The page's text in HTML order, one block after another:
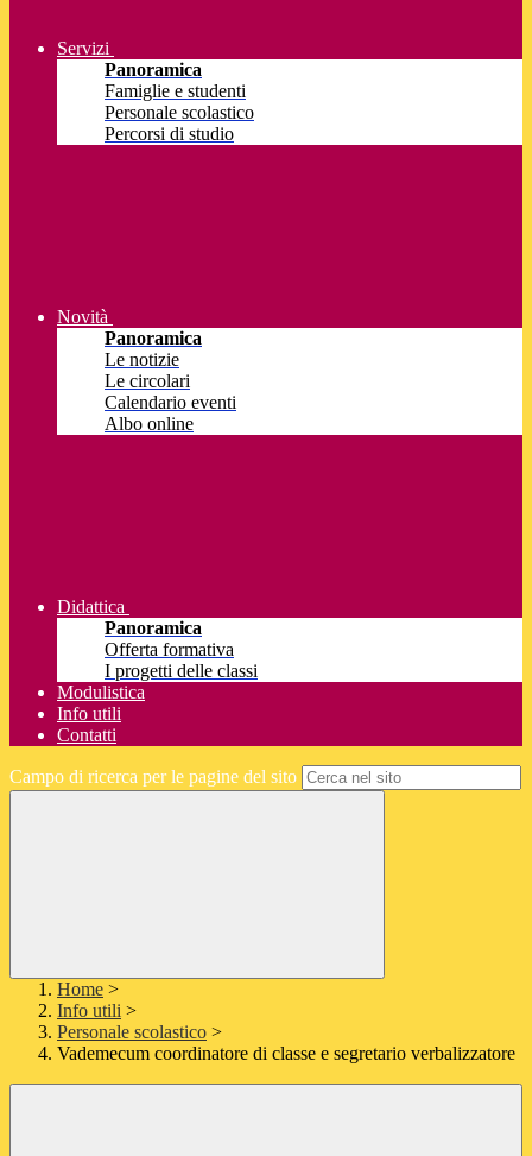
Servizi
Panoramica
Famiglie e studenti
Personale scolastico
Percorsi di studio
Novità
Panoramica
Le notizie
Le circolari
Calendario eventi
Albo online
Didattica
Panoramica
Offerta formativa
I progetti delle classi
Modulistica
Info utili
Contatti
Campo di ricerca per le pagine del sito
Home >
Info utili >
Personale scolastico >
Vademecum coordinatore di classe e segretario verbalizzatore